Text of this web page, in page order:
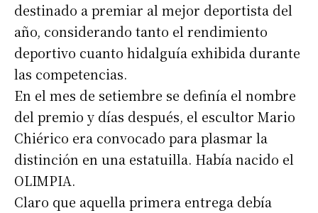
destinado a premiar al mejor deportista del
año, considerando tanto el rendimiento
deportivo cuanto hidalguía exhibida durante
las competencias.
En el mes de setiembre se definía el nombre
del premio y días después, el escultor Mario
Chiérico era convocado para plasmar la
distinción en una estatuilla. Había nacido el
OLIMPIA.
Claro que aquella primera entrega debía